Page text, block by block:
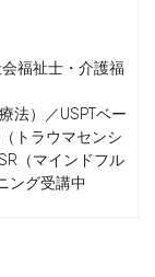
福祉士・介護福
法）／USPTベー
トラウマセンシ
（マインドフル
ング受講中